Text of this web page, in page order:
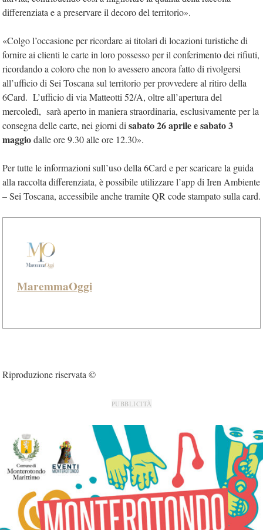
differenziata e a preservare il decoro del territorio».
«Colgo l’occasione per ricordare ai titolari di locazioni turistiche di
fornire ai clienti le carte in loro possesso per il conferimento dei rifiuti,
ricordando a coloro che non lo avessero ancora fatto di rivolgersi
all’ufficio di Sei Toscana sul territorio per provvedere al ritiro della
6Card. L’ufficio di via Matteotti 52/A, oltre all’apertura del
mercoledì, sarà aperto in maniera straordinaria, esclusivamente per la
consegna delle carte, nei giorni disabato 26 aprile e sabato 3
maggiodalle ore 9.30 alle ore 12.30».
Per tutte le informazioni sull’uso della 6Card e per scaricare la guida
alla raccolta differenziata, è possibile utilizzare l’app di Iren Ambiente
– Sei Toscana, accessibile anche tramite QR code stampato sulla card.
MaremmaOggi
Riproduzione riservata ©
PUBBLICITÀ